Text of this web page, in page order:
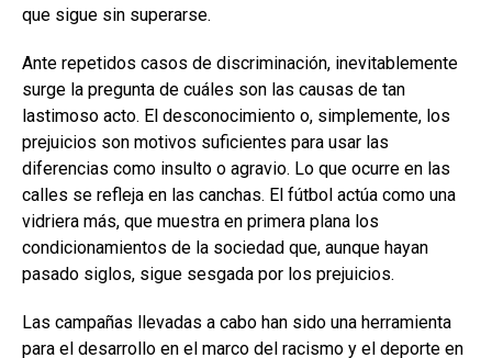
que sigue sin superarse.
Ante repetidos casos de discriminación, inevitablemente
surge la pregunta de cuáles son las causas de tan
lastimoso acto. El desconocimiento o, simplemente, los
prejuicios son motivos suficientes para usar las
diferencias como insulto o agravio. Lo que ocurre en las
calles se refleja en las canchas. El fútbol actúa como una
vidriera más, que muestra en primera plana los
condicionamientos de la sociedad que, aunque hayan
pasado siglos, sigue sesgada por los prejuicios.
Las campañas llevadas a cabo han sido una herramienta
para el desarrollo en el marco del racismo y el deporte en